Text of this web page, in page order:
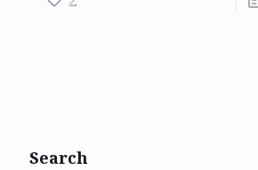
Search